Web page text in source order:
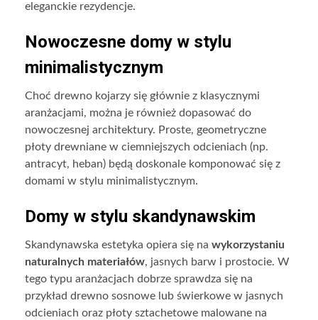
eleganckie rezydencje.
Nowoczesne domy w stylu
minimalistycznym
Choć drewno kojarzy się głównie z klasycznymi
aranżacjami, można je również dopasować do
nowoczesnej architektury. Proste, geometryczne
płoty drewniane w ciemniejszych odcieniach (np.
antracyt, heban) będą doskonale komponować się z
domami w stylu minimalistycznym.
Domy w stylu skandynawskim
Skandynawska estetyka opiera się na wykorzystaniu
naturalnych materiałów, jasnych barw i prostocie. W
tego typu aranżacjach dobrze sprawdza się na
przykład drewno sosnowe lub świerkowe w jasnych
odcieniach oraz płoty sztachetowe malowane na